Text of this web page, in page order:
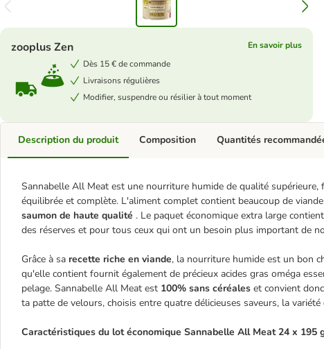
zooplus Zen
En savoir plus
Dès 15 € de commande
Livraisons régulières
Modifier, suspendre ou résilier à tout moment
Description du produit
Sannabelle All Meat est une nourriture humide de qualité
équilibrée et complète. L'aliment complet contient beaucoup de
saumon de haute qualité . Le paquet économique extra large
des réserves et pour tous ceux qui ont un besoin plus important de
Grâce à sa recette riche en viande, la nourriture humide est un bon
qu'elle contient fournit également de précieux acides gras oméga
pelage. Sannabelle All Meat est 100% sans céréales et convient
ta patte de velours, choisis entre quatre délicieuses saveurs, la
Caractéristiques du lot économique Sannabelle All Meat 24 x 195
Composition Quantités